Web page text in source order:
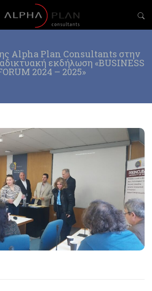
Alpha Plan Consultants στην
εκδήλωση «BUSINESS
2024 – 2025»